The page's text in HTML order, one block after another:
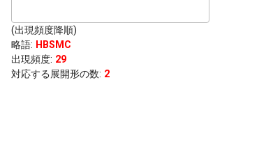
(出現頻度降順)
略語: HBSMC
出現頻度: 29
対応する展開形の数: 2